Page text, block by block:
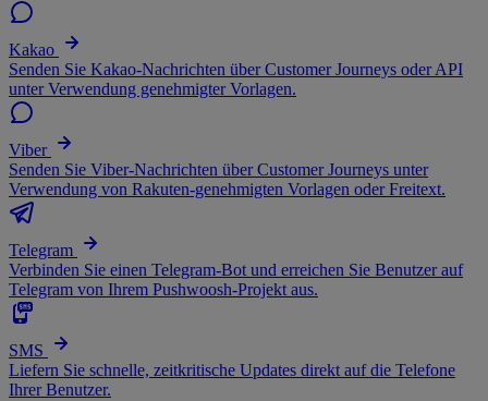
Kakao
Senden Sie Kakao-Nachrichten über Customer Journeys oder API
unter Verwendung genehmigter Vorlagen.
Viber
Senden Sie Viber-Nachrichten über Customer Journeys unter
Verwendung von Rakuten-genehmigten Vorlagen oder Freitext.
Telegram
Verbinden Sie einen Telegram-Bot und erreichen Sie Benutzer auf
Telegram von Ihrem Pushwoosh-Projekt aus.
SMS
Liefern Sie schnelle, zeitkritische Updates direkt auf die Telefone
Ihrer Benutzer.